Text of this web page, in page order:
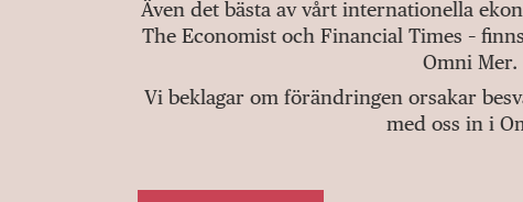
Även det bästa av vårt internationella
The Economist och Financial Times –
Omni Mer.
Vi beklagar om förändringen orsakar
med oss in i